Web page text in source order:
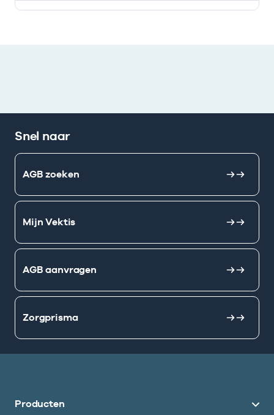
Deze onderneming heeft een relatie met de volgende
Snel naar
AGB zoeken
Mijn Vektis
AGB aanvragen
Zorgprisma
Producten